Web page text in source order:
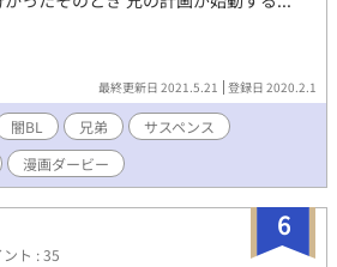
最終更新日 2021.5.21 登録日 2020.2.1
闇BL 兄弟
サスペンス
漫画ダービー
6
ト : 35